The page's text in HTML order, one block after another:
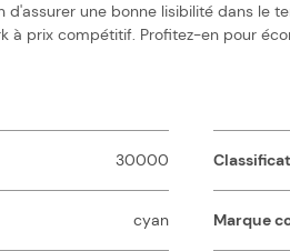
d'assurer une bonne lisibilité dans le
à prix compétitif. Profitez-en pour
30000
cyan Marque